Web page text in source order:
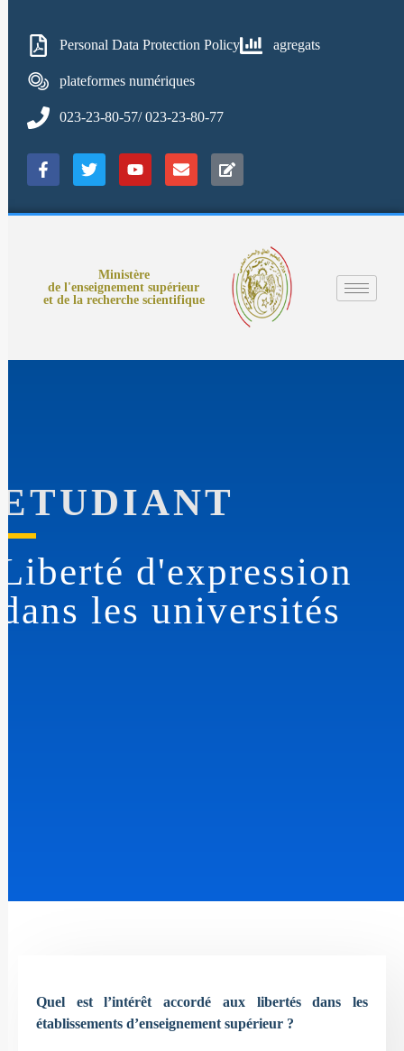
Personal Data Protection Policy agregats
plateformes numériques
023-23-80-57/ 023-23-80-77
Ministère
de l'enseignement supérieur
et de la recherche scientifique
ETUDIANT
Liberté d'expression
dans les universités
Quel est l’intérêt accordé aux libertés dans les
établissements d’enseignement supérieur ?